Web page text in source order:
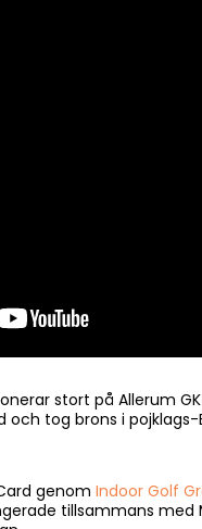
stort på Allerum
tog brons i
genomIndoor Golf
tillsammans med